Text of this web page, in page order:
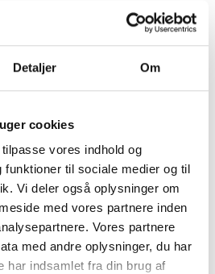
Detaljer Om
cookies
vores indhold og
funktioner til sociale medier og til
Vi deler også oplysninger om
med vores partnere inden
Vores partnere
med andre oplysninger, du har
har indsamlet fra din brug af
Viden
målere – alle
i plejeboliger ved